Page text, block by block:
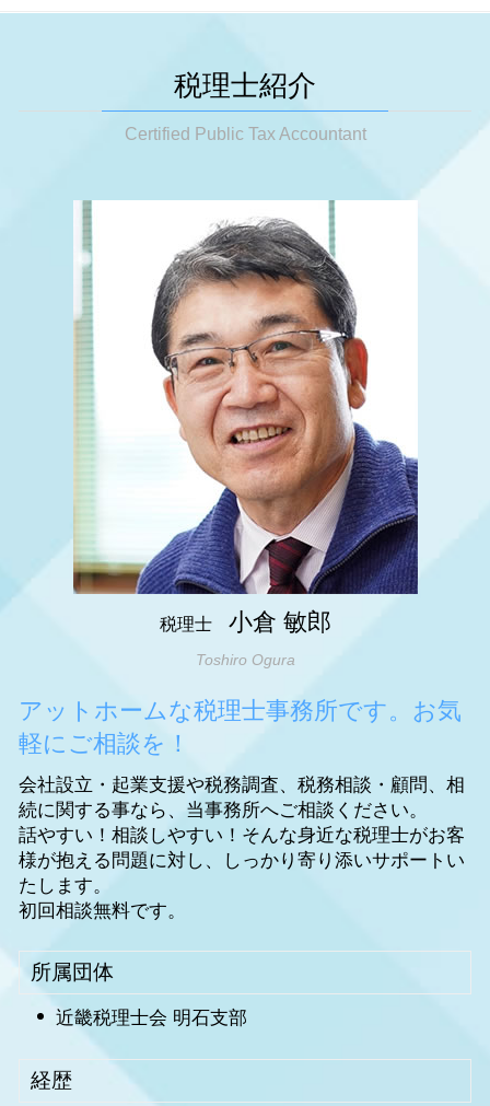
会社設立 流れ 期間
法人成り 資産引継ぎ
会社設立 助成金
税務調査 時期 法人
税務調査 立会料
税務調査 時期
税務調査 結果 いつ
税務調査 準備
税務調査 抜き打ち
税務調査 いつ来る 個人
事業承継税制 延長
節税対策 不動産
税務相談
税務顧問 税理士
税務相談 税理士
事業承継税制 特例
節税対策 個人事業主
法人税 申告期限
顧問税理士 個人事業主
遺贈 相続税
相続 税理士 費用
相続税 配偶者控除 計算
相続税申告 必要書類
相続税 いくらからかかるの
相続税 配偶者控除
遺産分割対策
相続税 お尋ね
相続 相談
相続税 分割
相続税 還付
相続 税理士
相続税 生前贈与 現金
大阪市 節税対策
明石市 税務調査
大阪市 会社設立
大阪市 税務調査
明石市 節税対策
明石市 相続 対策
神戸市 税務顧問
神戸市 事業承継
姫路市 税務相談
大阪市 税務顧問
大阪市 相続 対策
姫路市 起業支援
神戸市 起業支援
姫路市 法人成り
明石市 法人成り
神戸市 会社設立
税理士紹介
Certified Public Tax Accountant
税理士 小倉 敏郎
Toshiro Ogura
アットホームな税理士事務所です。お気
軽にご相談を！
会社設立・起業支援や税務調査、税務相談・顧問、相
続に関する事なら、当事務所へご相談ください。
話やすい！相談しやすい！そんな身近な税理士がお客
様が抱える問題に対し、しっかり寄り添いサポートい
たします。
初回相談無料です。
所属団体
近畿税理士会 明石支部
経歴